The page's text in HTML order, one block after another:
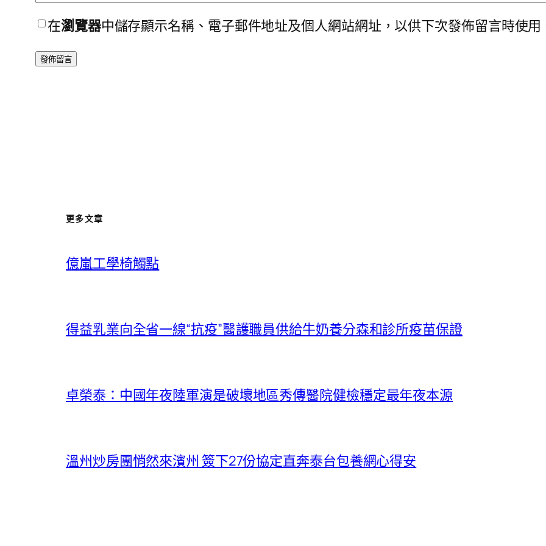
在瀏覽器中儲存顯示名稱、電子郵件地址及個人網站網址，以供下次發佈留言時使用
更多文章
億嵐工學椅觸點
得益乳業向全省一線“抗疫”醫護職員供給牛奶養分森和診所疫苗保證
卓榮泰：中國年夜陸軍演是破壞地區秀傳醫院健檢穩定最年夜本源
溫州炒房團悄然來濱州 簽下27份協定直奔泰台包養網心得安